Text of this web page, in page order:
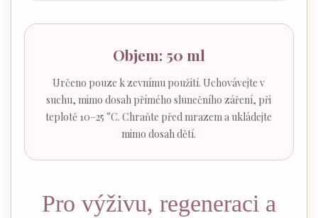
Objem: 50 ml
Určeno pouze k zevnímu použití. Uchovávejte v
suchu, mimo dosah přímého slunečního záření, při
teplotě 10–25 °C. Chraňte před mrazem a ukládejte
mimo dosah dětí.
Pro výživu, regeneraci a